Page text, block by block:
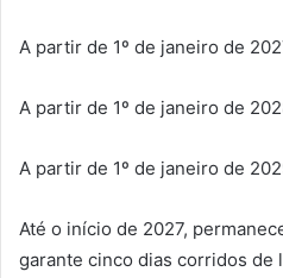
A partir de 1º de janeiro de
A partir de 1º de janeiro de
A partir de 1º de janeiro de
Até o início de 2027,
garante cinco dias corridos de